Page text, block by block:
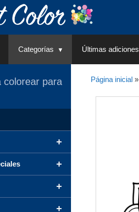
Categorías Últimas adiciones
Página inicial»
colorear para
+
+
+
+